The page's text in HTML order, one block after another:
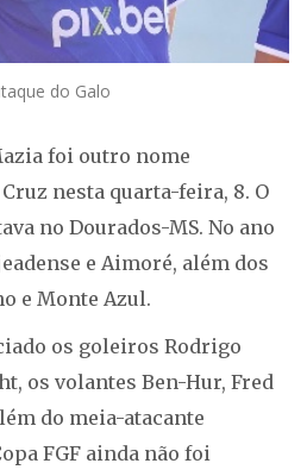
do Galo
foi outro nome
nesta quarta-feira, 8. O
no Dourados-MS. No ano
e Aimoré, além dos
e Monte Azul.
os goleiros Rodrigo
os volantes Ben-Hur, Fred
do meia-atacante
FGF ainda não foi